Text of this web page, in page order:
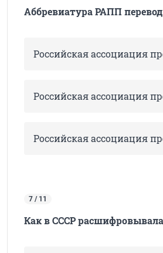
Аббревиатура РАПП
Российская ассоциация
Российская ассоциация
Российская ассоциация
7 / 11
Как в СССР